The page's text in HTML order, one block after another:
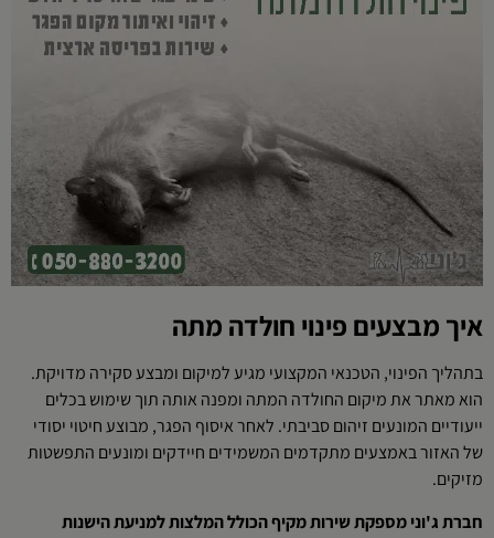
איך מבצעים פינוי חולדה מתה
בתהליך הפינוי, הטכנאי המקצועי מגיע למיקום ומבצע סקירה מדויקת.
הוא מאתר את מיקום החולדה המתה ומפנה אותה תוך שימוש בכלים
ייעודיים המונעים זיהום סביבתי. לאחר איסוף הפגר, מבוצע חיטוי יסודי
של האזור באמצעים מתקדמים המשמידים חיידקים ומונעים התפשטות
מזיקים.
חברת ג'וני מספקת שירות מקיף הכולל המלצות למניעת הישנות